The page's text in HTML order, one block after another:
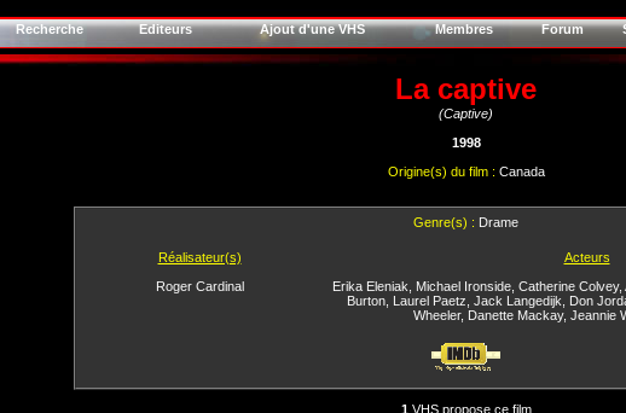
Recherche Editeurs Ajout d'une VHS Membres Forum
La captive
(Captive)
1998
Origine(s) du film : Canada
Genre(s) : Drame
Réalisateur(s)
Roger Cardinal
Acteurs
Erika Eleniak
Michael Ironside, Catherine Colvey,
Burton, Laurel Paetz Jack Langedijk Don
Wheeler, Danette Mackay, Jeannie
1VHS propose ce film